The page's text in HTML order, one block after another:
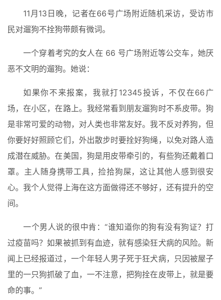
11月13日晚，记者在66号广场附近随机采访，受访市
民对遛狗不拴狗带颇有微词。
一个穿着考究的女人在 66 号广场附近等公交车，她厌
恶不文明的遛狗。她说：
如果你不来报案，我就打12345投诉，不仅在66广
场，在小区，在路上。我经常看到朋友遛狗时不系皮带。狗
是非常可爱的动物，对人类也非常友好。我不反对养狗，但
你要好好照顾它们，外出散步时要拴好狗绳，以免对路人造
成潜在威胁。在美国，狗是用皮带牵引的，有些狗还戴着口
罩。主人随身携带工具，捡拾狗屎，这让其他人感到很安
心。我个人觉得上海在这方面做得还不够好，还有提升的空
间。
一个男人说的很中肯：“谁知道你的狗有没有狗证？打
过疫苗吗？如果被抓到有血迹，就有感染狂犬病的风险。新
闻上已经报道过，一个年轻人男子死于狂犬病，只因被屋子
里的一只狗抓破了血，一不注意，把狗拴在皮带上，就是要
命的事。”